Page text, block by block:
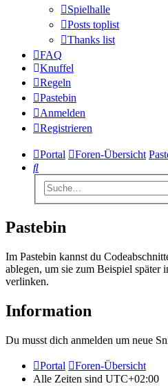
Spielhalle
Posts toplist
Thanks list
FAQ
Knuffel
Regeln
Pastebin
Anmelden
Registrieren
Portal Foren-Übersicht
Suche
Pastebin
Im Pastebin kannst du
ablegen, um sie zum Beispiel später
verlinken.
Information
Du musst dich anmelden um neue
Portal
Foren-Übersicht
Alle Zeiten sind UTC+02:00